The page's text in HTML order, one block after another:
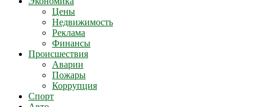
Цены
Недвижимость
Реклама
Финансы
Происшествия
Аварии
Пожары
Коррупция
Спорт